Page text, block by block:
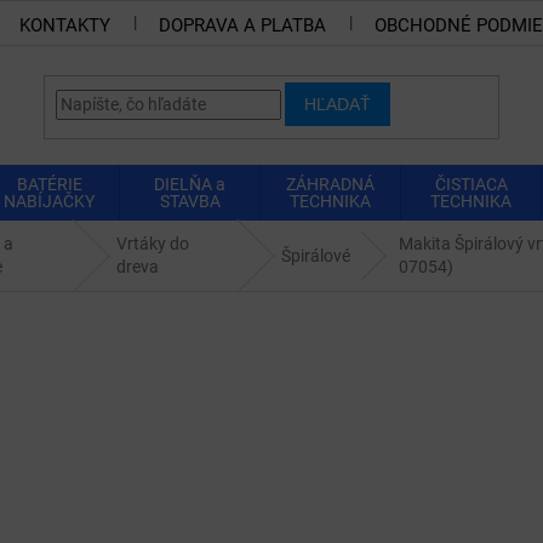
KONTAKTY DOPRAVA A PLATBA OBCHODNÉ
HĽADAŤ
BATÉRIE
NABÍJAČKY
DIELŇA a
STAVBA
ZÁHRADNÁ
TECHNIKA
ČISTIACA
TECHNIKA
Vrtáky do
dreva
Špirálové
Makita Špirálový
07054)